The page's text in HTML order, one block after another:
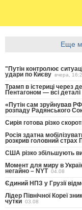
Еще
"Путін контролює
удари по Києву вчера,
Трамп в істериці через
Пентагоном — всі деталі
«Путін сам зруйнував
розпаду Радянського
Сирія готова різко
Росія здатна
розкрив головний страх
США різко збільшують
Момент для миру в
негайно – NYT 04.08
Єдиний НПЗ у Грузії
Лідер Північної Кореї
чутки 03.08